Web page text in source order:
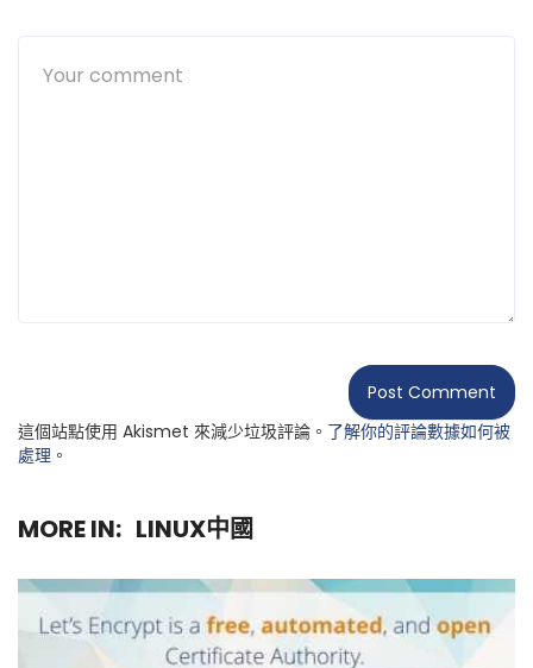
這個站點使用 Akismet 來減少垃圾評論。 了解你的評論數據如何被
處理 。
MORE IN: LINUX中國